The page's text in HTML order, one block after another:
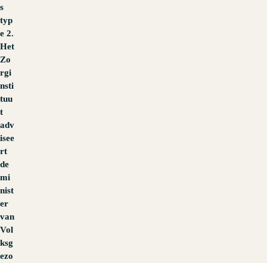
s
typ
e 2.
Het
Zo
rgi
nsti
tuu
t
adv
isee
rt
de
mi
nist
er
van
Vol
ksg
ezo